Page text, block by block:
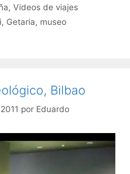
,Videos de viajes
, Getaria, museo
Bilbao
por Eduardo